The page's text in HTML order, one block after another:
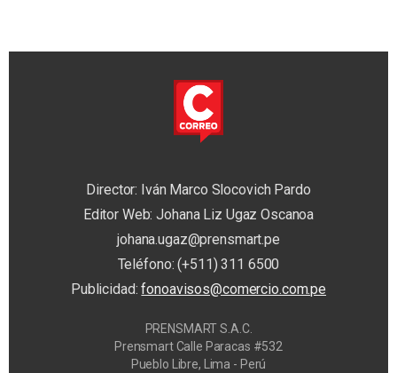
Director: Iván Marco Slocovich Pardo
Editor Web: Johana Liz Ugaz Oscanoa
johana.ugaz@prensmart.pe
Teléfono: (+511) 311 6500
Publicidad:fonoavisos@comercio.com.pe
PRENSMART S.A.C.
Prensmart Calle Paracas #532
Pueblo Libre, Lima - Perú